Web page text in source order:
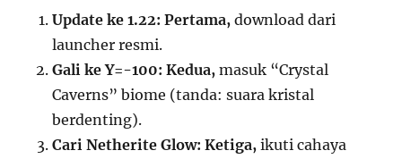
Update ke 1.22: Pertama, download dari
launcher resmi.
Gali ke Y=-100: Kedua, masuk “Crystal
Caverns” biome (tanda: suara kristal
berdenting).
Cari Netherite Glow: Ketiga, ikuti cahaya